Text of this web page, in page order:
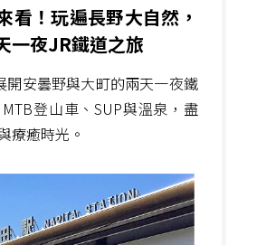
看！玩遍長野大自然，
一夜JR鐵道之旅
開安曇野與大町的兩天一夜鐵
登山車、SUP與溫泉，盡
療癒時光。